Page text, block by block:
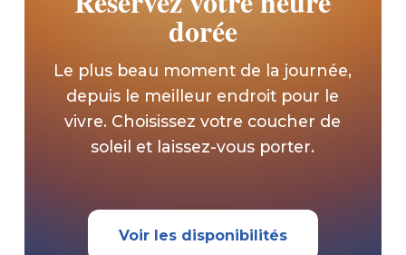
dorée
Le plus beau moment de la journée,
depuis le meilleur endroit pour le
vivre. Choisissez votre coucher de
soleil et laissez-vous porter.
Voir les disponibilités